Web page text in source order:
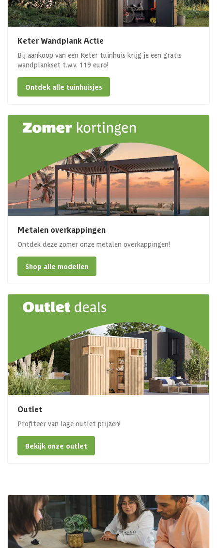
Keter Wandplank Actie
Bij aankoop van een Keter tuinhuis krijg je een gratis
wandplankset t.w.v. 119 euro!
Ontdek alle tuinhuisjes
Metalen overkappingen
Ontdek deze zomer onze metalen overkappingen!
Shop alle modellen
Outlet
Profiteer van lage outlet prijzen!
Bekijk onze outlet